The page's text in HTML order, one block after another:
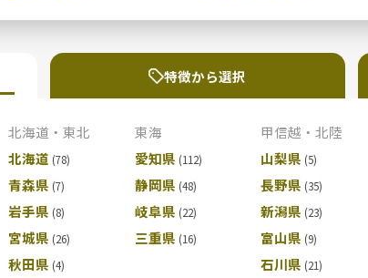
北海道・東北
北海道
青森県
岩手県
宮城県
秋田県
東海
愛知県
静岡県
岐阜県
三重県
甲信越・北陸
山梨県
長野県
新潟県
富山県
石川県
特徴から選択